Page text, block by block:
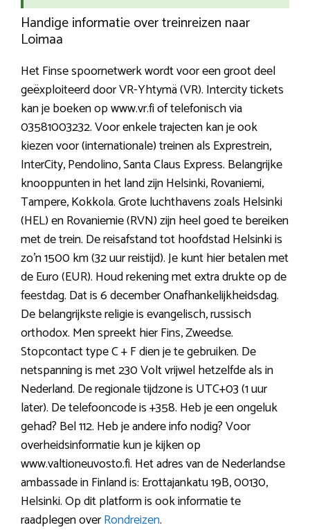
Handige informatie over treinreizen naar
Loimaa
Het Finse spoornetwerk wordt voor een groot deel
geëxploiteerd door VR-Yhtymä (VR). Intercity tickets
kan je boeken op www.vr.fi of telefonisch via
03581003232. Voor enkele trajecten kan je ook
kiezen voor (internationale) treinen als Exprestrein,
InterCity, Pendolino, Santa Claus Express. Belangrijke
knooppunten in het land zijn Helsinki, Rovaniemi,
Tampere, Kokkola. Grote luchthavens zoals Helsinki
(HEL) en Rovaniemie (RVN) zijn heel goed te bereiken
met de trein. De reisafstand tot hoofdstad Helsinki is
zo’n 1500 km (32 uur reistijd). Je kunt hier betalen met
de Euro (EUR). Houd rekening met extra drukte op de
feestdag. Dat is 6 december Onafhankelijkheidsdag.
De belangrijkste religie is evangelisch, russisch
orthodox. Men spreekt hier Fins, Zweedse.
Stopcontact type C + F dien je te gebruiken. De
netspanning is met 230 Volt vrijwel hetzelfde als in
Nederland. De regionale tijdzone is UTC+03 (1 uur
later). De telefooncode is +358. Heb je een ongeluk
gehad? Bel 112. Heb je andere info nodig? Voor
overheidsinformatie kun je kijken op
www.valtioneuvosto.fi. Het adres van de Nederlandse
ambassade in Finland is: Erottajankatu 19B, 00130,
Helsinki. Op dit platform is ook informatie te
raadplegen overRondreizen.